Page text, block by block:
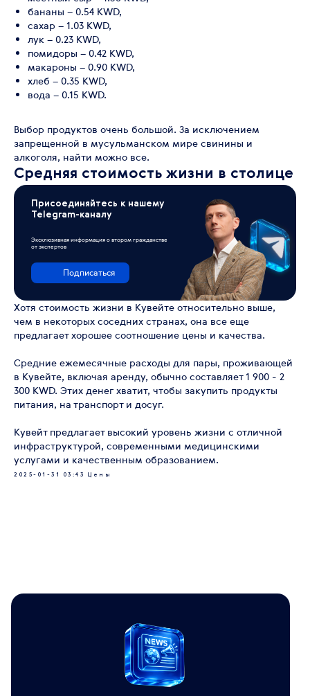
бананы – 0.54 KWD,
сахар – 1.03 KWD,
лук – 0.23 KWD,
помидоры – 0.42 KWD,
макароны – 0.90 KWD,
хлеб – 0.35 KWD,
вода – 0.15 KWD.
Выбор продуктов очень большой. За исключением
запрещенной в мусульманском мире свинины и
алкоголя, найти можно все.
Средняя стоимость жизни в столице
Присоединяйтесь к нашему
Telegram-каналу
Эксклюзивная информация о втором гражданстве
от экспертов
Подписаться
Хотя стоимость жизни в Кувейте относительно выше,
чем в некоторых соседних странах, она все еще
предлагает хорошее соотношение цены и качества.
Средние ежемесячные расходы для пары, проживающей
в Кувейте, включая аренду, обычно составляет 1 900 - 2
300 KWD. Этих денег хватит, чтобы закупить продукты
питания, на транспорт и досуг.
Кувейт предлагает высокий уровень жизни с отличной
инфраструктурой, современными медицинскими
услугами и качественным образованием.
2025-01-31 03:43 Цены